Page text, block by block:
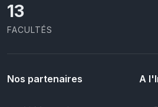
13
FACULTÉS
Nos partenaires A